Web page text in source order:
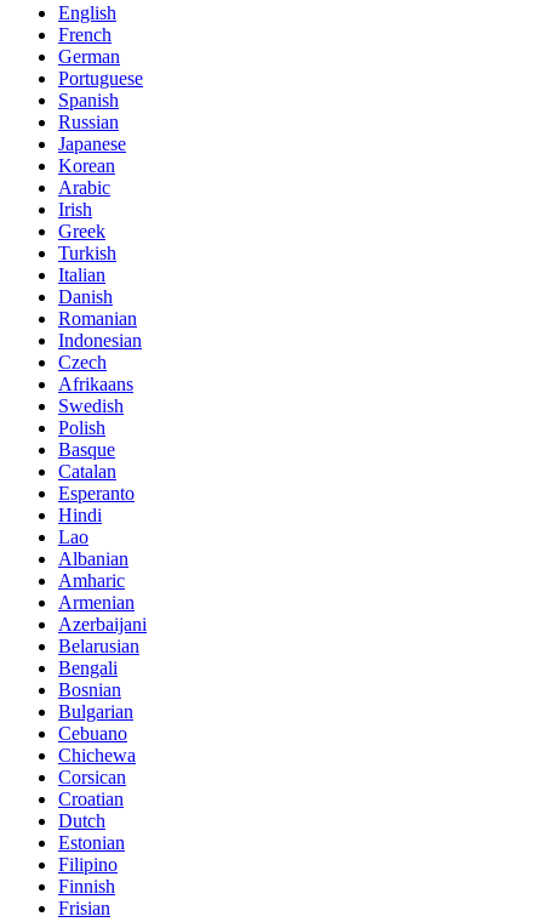
English
French
German
Portuguese
Spanish
Russian
Japanese
Korean
Arabic
Irish
Greek
Turkish
Italian
Danish
Romanian
Indonesian
Czech
Afrikaans
Swedish
Polish
Basque
Catalan
Esperanto
Hindi
Lao
Albanian
Amharic
Armenian
Azerbaijani
Belarusian
Bengali
Bosnian
Bulgarian
Cebuano
Chichewa
Corsican
Croatian
Dutch
Estonian
Filipino
Finnish
Frisian